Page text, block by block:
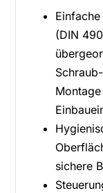
(DIN
sichere